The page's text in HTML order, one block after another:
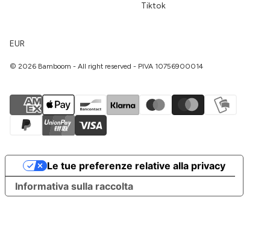
Tiktok
EUR
© 2026 Bamboom - All right reserved - PIVA 10756900014
Informativa sulla raccolta
Le tue preferenze relative alla privacy